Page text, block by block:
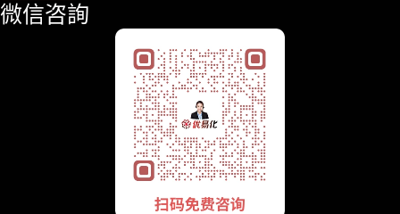
微信咨詢